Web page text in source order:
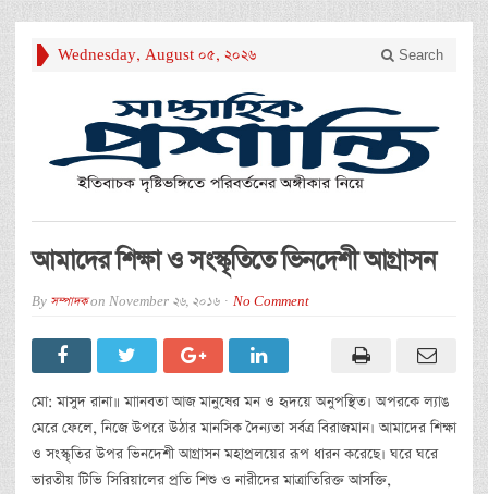
Wednesday, August 05, 2026 Search
আমাদের শিক্ষা ও সংস্কৃতিতে ভিনদেশী আগ্রাসন
By সম্পাদকon November 26, 2016 No Comment
মো: মাসুদ রানা॥ মাানবতা আজ মানুষের মন ও হৃদয়ে অনুপস্থিত। অপরকে ল্যাঙ
মেরে ফেলে, নিজে উপরে উঠার মানসিক দৈন্যতা সর্বত্র বিরাজমান। আমাদের শিক্ষা
ও সংস্কৃতির উপর ভিনদেশী আগ্রাসন মহাপ্রলয়ের রূপ ধারন করেছে। ঘরে ঘরে
ভারতীয় টিভি সিরিয়ালের প্রতি শিশু ও নারীদের মাত্রাতিরিক্ত আসক্তি,